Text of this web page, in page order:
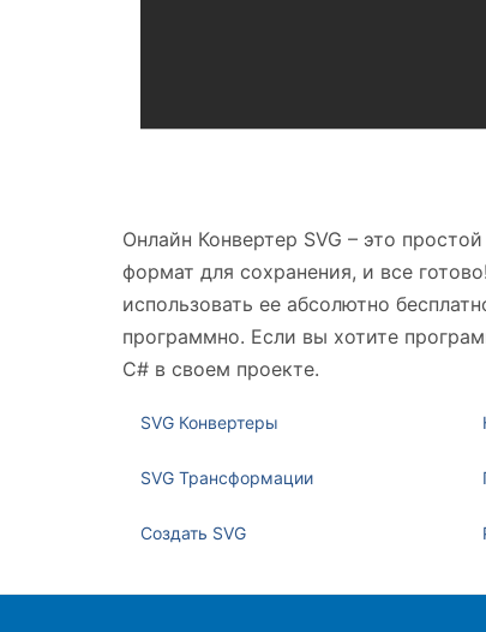
Онлайн Конвертер SVG – это
формат для сохранения, и все
использовать ее абсолютно
программно. Если вы хотите
C# в своем проекте.
SVG Конвертеры
SVG Трансформации
Создать SVG